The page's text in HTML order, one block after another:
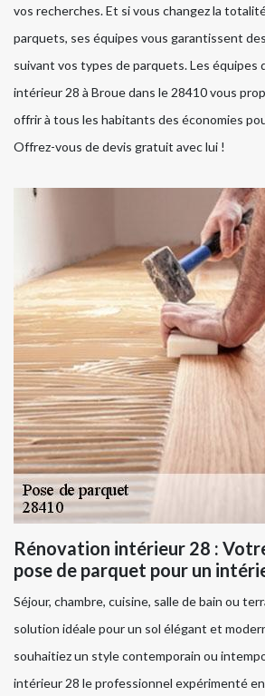
vos recherches. Et si vous changez la
parquets, ses équipes vous garantissent
suivant vos types de parquets. Les équipes
intérieur 28 à Broue dans le 28410 vous
offrir à tous les habitants des économies
Offrez-vous de devis gratuit avec lui !
Rénovation intérieur 28 :
pose de parquet pour un
Séjour, chambre, cuisine, salle de bain ou
solution idéale pour un sol élégant et
souhaitiez un style contemporain ou
intérieur 28 le professionnel expérimenté